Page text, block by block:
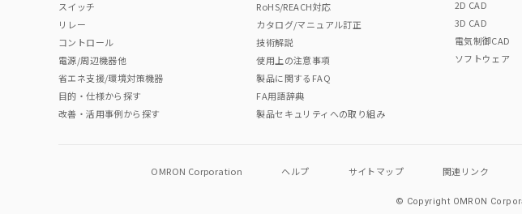
"対応済み"や非含有の記載がされた商品であっても、流通在庫等で未対応品が混在する可
非含有品が必要な際は、弊社営業部門もしくは販売店へお問い合わせください。
スイッチ
リレー
コントロール
電源/周辺機器他
省エネ支援/環境対策機器
目的・仕様から探す
改善・活用事例から探す
RoHS/REACH対応
カタログ/マニュアル訂正
技術解説
使用上の注意事項
製品に関するFAQ
FA用語辞典
製品セキュリティへの取り組み
2D CAD
3D CAD
電気制御CAD
ソフトウェア
OMRON Corporation ヘルプ サイトマップ 関連リンク
© Copyright OMRON